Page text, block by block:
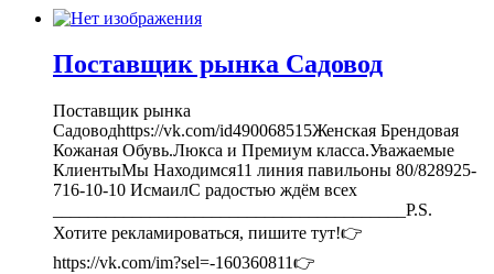
Поставщик рынка Садовод
Поставщик рынка
Садоводhttps://vk.com/id490068515Женская Брендовая
Кожаная Обувь.Люкса и Премиум класса.Уважаемые
КлиентыМы Находимся11 линия павильоны 80/828925-
716-10-10 ИсмаилС радостью ждём всех
________________________________________P.S.
Хотите рекламироваться, пишите тут!👉
https://vk.com/im?sel=-160360811👉